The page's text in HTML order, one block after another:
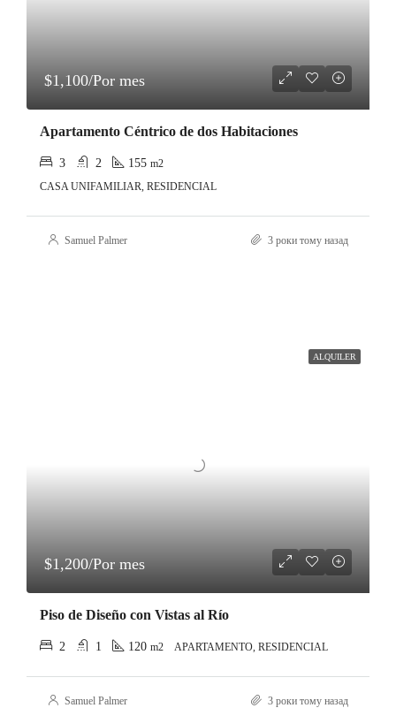
$1,100/Por mes
Apartamento Céntrico de dos Habitaciones
3 2 155 m2
CASA UNIFAMILIAR, RESIDENCIAL
Samuel Palmer 3 роки тому назад
ALQUILER
$1,200/Por mes
Piso de Diseño con Vistas al Río
2 1 120 m2 APARTAMENTO, RESIDENCIAL
Samuel Palmer 3 роки тому назад